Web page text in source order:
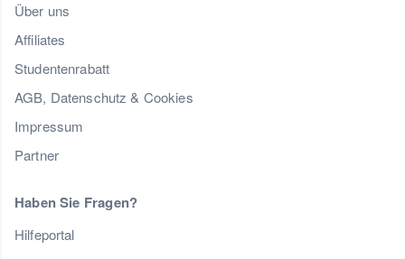
Über uns
Affiliates
Studentenrabatt
AGB, Datenschutz & Cookies
Impressum
Partner
Haben Sie Fragen?
Hilfeportal